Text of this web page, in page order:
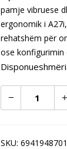
pamje vibruese
ergonomik i
rehatshëm për
ose konfigurimin
SKU: